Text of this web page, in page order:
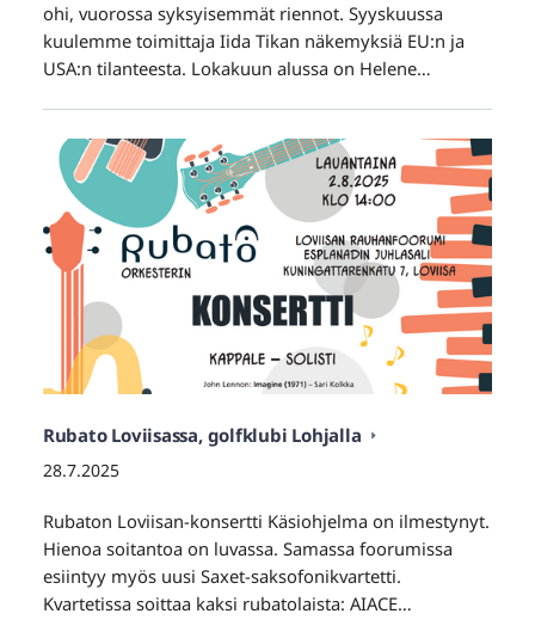
ohi, vuorossa syksyisemmät riennot. Syyskuussa
kuulemme toimittaja Iida Tikan näkemyksiä EU:n ja
USA:n tilanteesta. Lokakuun alussa on Helene…
Rubato Loviisassa, golfklubi Lohjalla
28.7.2025
Rubaton Loviisan-konsertti Käsiohjelma on ilmestynyt.
Hienoa soitantoa on luvassa. Samassa foorumissa
esiintyy myös uusi Saxet-saksofonikvartetti.
Kvartetissa soittaa kaksi rubatolaista: AIACE…